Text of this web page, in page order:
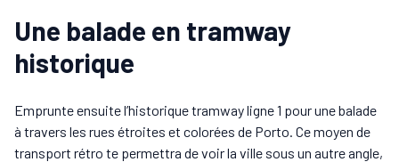
Une balade en tramway
historique
Emprunte ensuite l’historique tramway ligne 1 pour une balade
à travers les rues étroites et colorées de Porto. Ce moyen de
transport rétro te permettra de voir la ville sous un autre angle,